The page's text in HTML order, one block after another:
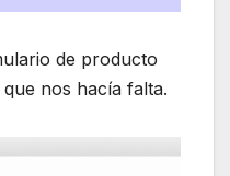
de producto
nos hacía falta.